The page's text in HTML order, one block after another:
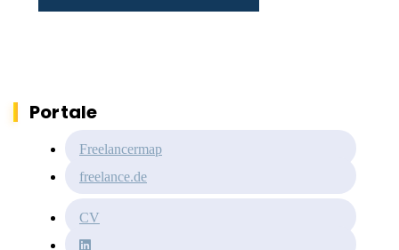
Portale
Freelancermap
freelance.de
CV